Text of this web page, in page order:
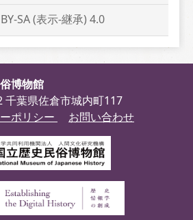
SA (表示-継承) 4.0
博物館
千葉県佐倉市城内町117
ポリシー
お問い合わせ